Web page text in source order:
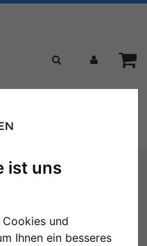
ist uns
und
Ihnen ein besseres